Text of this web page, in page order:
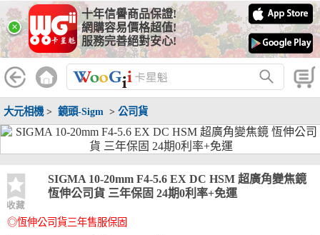
×
十年信譽商品保證!
網購容易價格超值!
服務完善絕對安心!
大元相機 > 鏡頭-Sigm > 公司貨
收藏
SIGMA 10-20mm F4-5.6 EX DC HSM 超廣角變焦鏡
恆伸公司貨 三年保固 24期0利率+免運
◎恆伸公司貨三年售服保固
線上分期銀行
WooGii 與 綠界 合作，『信用卡分期付款』 與 『信用卡零利率
分期付款』 的配合銀行如下：
分期期數 提供分期之銀行
兆豐銀行、合作金庫、第一銀行、華南銀行、
彰化銀行、上海銀行、富邦銀行、國泰世華、
台灣企銀、台中銀行、匯豐銀行、華泰銀行、
銀、元大銀行、永豐銀行、玉山銀行、凱基銀
行、星展銀行、台新銀行、安泰銀行、中國信
兆豐銀行、合作金庫、第一銀行、華南銀行、